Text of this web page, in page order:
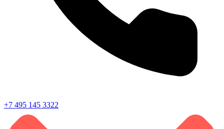
+7 495 145 3322